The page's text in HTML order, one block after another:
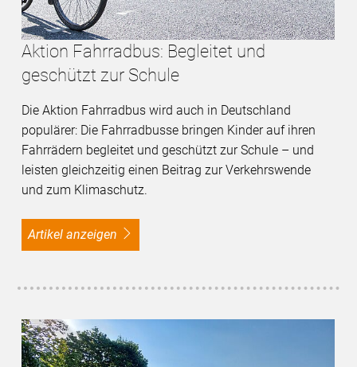
Aktion Fahrradbus: Begleitet und
geschützt zur Schule
Die Aktion Fahrradbus wird auch in Deutschland
populärer: Die Fahrradbusse bringen Kinder auf ihren
Fahrrädern begleitet und geschützt zur Schule – und
leisten gleichzeitig einen Beitrag zur Verkehrswende
und zum Klimaschutz.
Artikel anzeigen